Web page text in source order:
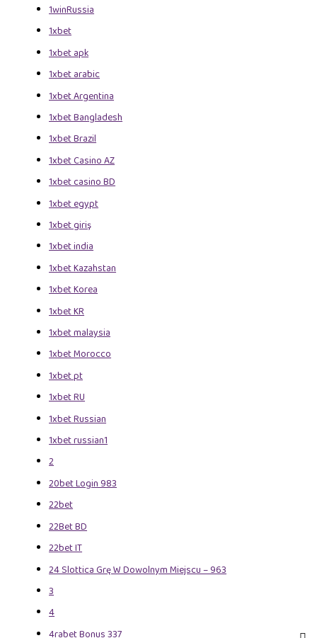
1winRussia
1xbet
1xbet apk
1xbet arabic
1xbet Argentina
1xbet Bangladesh
1xbet Brazil
1xbet Casino AZ
1xbet casino BD
1xbet egypt
1xbet giriş
1xbet india
1xbet Kazahstan
1xbet Korea
1xbet KR
1xbet malaysia
1xbet Morocco
1xbet pt
1xbet RU
1xbet Russian
1xbet russian1
2
20bet Login 983
22bet
22Bet BD
22bet IT
24 Slottica Grę W Dowolnym Miejscu – 963
3
4
4rabet Bonus 337